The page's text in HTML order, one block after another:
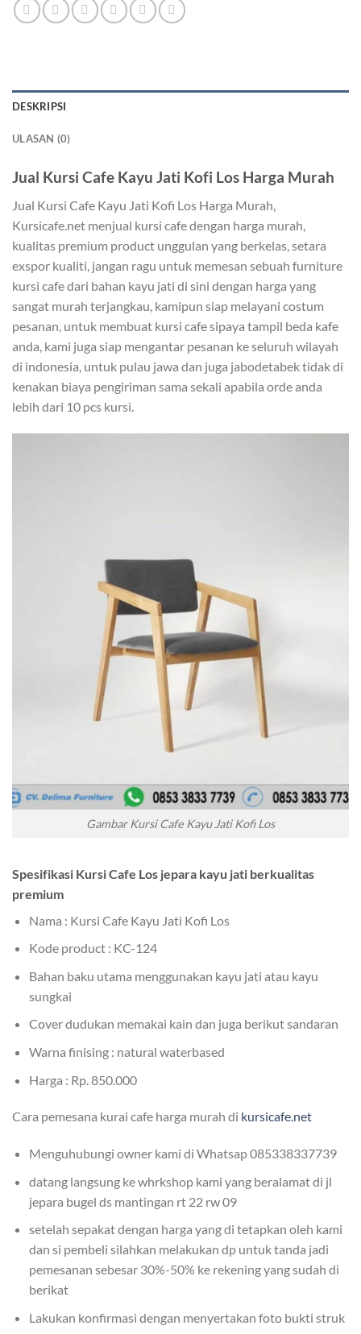
DESKRIPSI
ULASAN (0)
Jual Kursi Cafe Kayu Jati Kofi Los Harga Murah
Jual Kursi Cafe Kayu Jati Kofi Los Harga Murah,
Kursicafe.net menjual kursi cafe dengan harga murah,
kualitas premium product unggulan yang berkelas, setara
exspor kualiti, jangan ragu untuk memesan sebuah furniture
kursi cafe dari bahan kayu jati di sini dengan harga yang
sangat murah terjangkau, kamipun siap melayani costum
pesanan, untuk membuat kursi cafe sipaya tampil beda kafe
anda, kami juga siap mengantar pesanan ke seluruh wilayah
di indonesia, untuk pulau jawa dan juga jabodetabek tidak di
kenakan biaya pengiriman sama sekali apabila orde anda
lebih dari 10 pcs kursi.
Gambar Kursi Cafe Kayu Jati Kofi Los
Spesifikasi Kursi Cafe Los jepara kayu jati berkualitas
premium
Nama : Kursi Cafe Kayu Jati Kofi Los
Kode product : KC-124
Bahan baku utama menggunakan kayu jati atau kayu
sungkai
Cover dudukan memakai kain dan juga berikut sandaran
Warna finising : natural waterbased
Harga : Rp. 850.000
Cara pemesana kurai cafe harga murah di kursicafe.net
Menguhubungi owner kami di Whatsap 085338337739
datang langsung ke whrkshop kami yang beralamat di jl
jepara bugel ds mantingan rt 22 rw 09
setelah sepakat dengan harga yang di tetapkan oleh kami
dan si pembeli silahkan melakukan dp untuk tanda jadi
pemesanan sebesar 30%-50% ke rekening yang sudah di
berikat
Lakukan konfirmasi dengan menyertakan foto bukti struk